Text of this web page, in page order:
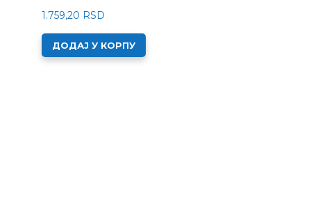
1.759,20 RSD
ДОДАЈ У КОРПУ